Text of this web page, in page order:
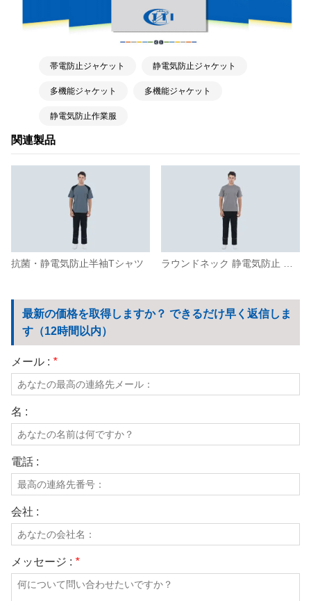
関連製品
抗菌・静電気防止半袖Tシャツ ラウンドネック 静電気防止 半袖Tシャツ
帯電防止ジャケット 静電気防止ジャケット
多機能ジャケット 多機能ジャケット
静電気防止作業服
最新の価格を取得しますか？ できるだけ早く返信しま
す（12時間以内）
メール : *
名 :
電話 :
会社 :
メッセージ : *